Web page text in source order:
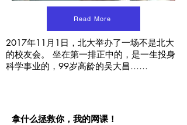
Read More
2017年11月1日，北大举办了一场不是北大
的校友会。 坐在第一排正中的，是一生投身
科学事业的，99岁高龄的吴大昌……
拿什么拯救你，我的网课！